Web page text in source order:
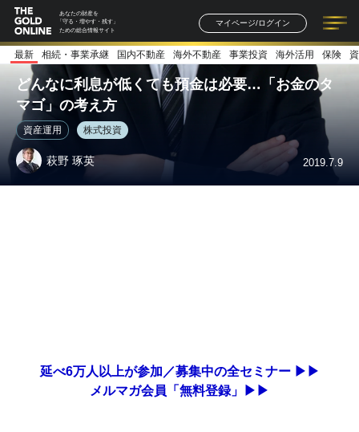
あなたの財産を
「守る・増やす・残す」
ための総合情報サイト
マイページ/ログイン
記事一覧 連載一覧
著者一覧 書籍一覧
最新 相続・事業承継 国内不動産 海外不動産 事業投資 海外活用 保険
どんなに利息が低くても預金は必要…「お金のタ
マゴ」の考え方
資産運用 株式投資
萩野 琢英 2019.7.9
延べ6万人以上が参加／募集中の全セミナー ▶▶
メルマガ会員「無料登録」▶▶